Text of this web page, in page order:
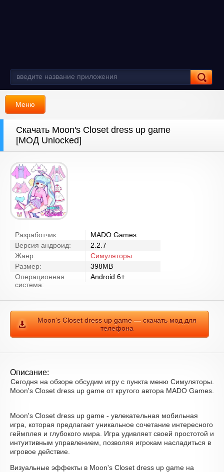
Меню
Скачать Moon's Closet dress up game
[МОД Unlocked]
Разработчик:
MADO Games
Версия андроид:
2.2.7
Жанр:
Симуляторы
Размер:
398MB
Операционная
система:
Android 6+
Moon's Closet dress up game — скачать мод для
телефона
Описание:
Сегодня на обзоре обсудим игру с пункта меню Симуляторы.
Moon's Closet dress up game от крутого автора MADO Games.
Moon's Closet dress up game - увлекательная мобильная
игра, которая предлагает уникальное сочетание интересного
геймплея и глубокого мира. Игра удивляет своей простотой и
интуитивным управлением, позволяя игрокам насладиться в
игровое действие.
Визуальные эффекты в Moon's Closet dress up game на